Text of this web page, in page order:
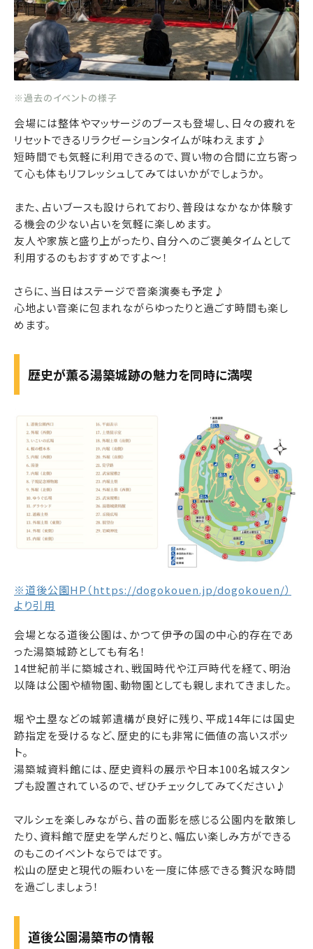
※過去のイベントの様子
会場には整体やマッサージのブースも登場し、日々の疲れを
リセットできるリラクゼーションタイムが味わえます♪
短時間でも気軽に利用できるので、買い物の合間に立ち寄っ
て心も体もリフレッシュしてみてはいかがでしょうか。
また、占いブースも設けられており、普段はなかなか体験す
る機会の少ない占いを気軽に楽しめます。
友人や家族と盛り上がったり、自分へのご褒美タイムとして
利用するのもおすすめですよ～！
さらに、当日はステージで音楽演奏も予定♪
心地よい音楽に包まれながらゆったりと過ごす時間も楽し
めます。
歴史が薫る湯築城跡の魅力を同時に満喫
※道後公園HP（https://dogokouen.jp/dogokouen/）
より引用
会場となる道後公園は、かつて伊予の国の中心的存在であ
った湯築城跡としても有名！
14世紀前半に築城され、戦国時代や江戸時代を経て、明治
以降は公園や植物園、動物園としても親しまれてきました。
堀や土塁などの城郭遺構が良好に残り、平成14年には国史
跡指定を受けるなど、歴史的にも非常に価値の高いスポッ
ト。
湯築城資料館には、歴史資料の展示や日本100名城スタン
プも設置されているので、ぜひチェックしてみてください♪
マルシェを楽しみながら、昔の面影を感じる公園内を散策し
たり、資料館で歴史を学んだりと、幅広い楽しみ方ができる
のもこのイベントならではです。
松山の歴史と現代の賑わいを一度に体感できる贅沢な時間
を過ごしましょう！
道後公園湯築市の情報